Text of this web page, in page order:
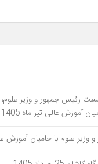
رئیس جمهور و وزیر علوم،
عالی تیر ماه 1405
با حامیان آموزش عالی _